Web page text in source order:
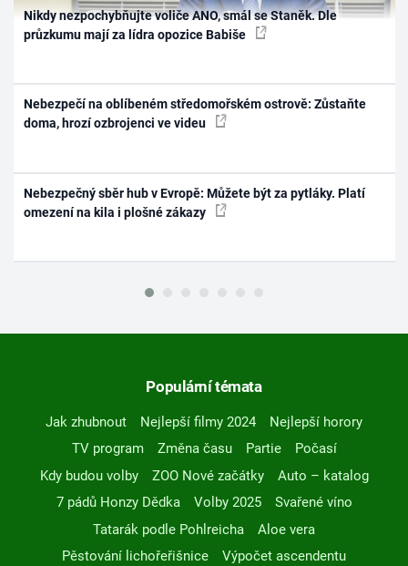
Nikdy nezpochybňujte voliče ANO, smál se Staněk. Dle
průzkumu mají za lídra opozice Babiše
Nebezpečí na oblíbeném středomořském ostrově: Zůstaňte
doma, hrozí ozbrojenci ve videu
Nebezpečný sběr hub v Evropě: Můžete být za pytláky. Platí
omezení na kila i plošné zákazy
Populární témata
Jak zhubnout Nejlepší filmy 2024
Nejlepší horory
TV program
Změna času Partie
Počasí
Kdy budou volby
ZOO Nové začátky
Auto – katalog
7 pádů Honzy Dědka
Volby 2025
Svařené víno
Tatarák podle Pohlreicha
Aloe vera
Pěstování lichořeřišnice
Výpočet ascendentu